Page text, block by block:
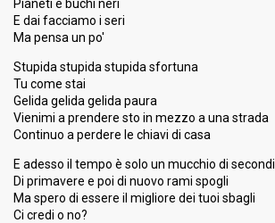
Pianeti e buchi neri
E dai facciamo i seri
Ma pensa un po'
Stupida stupida stupida sfortuna
Tu come stai
Gelida gelida gelida paura
Vienimi a prendere sto in mezzo a una strada
Continuo a perdere le chiavi di casa
E adesso il tempo è solo un mucchio di secondi
Di primavere e poi di nuovo rami spogli
Ma spero di essere il migliore dei tuoi sbagli
Ci credi o no?